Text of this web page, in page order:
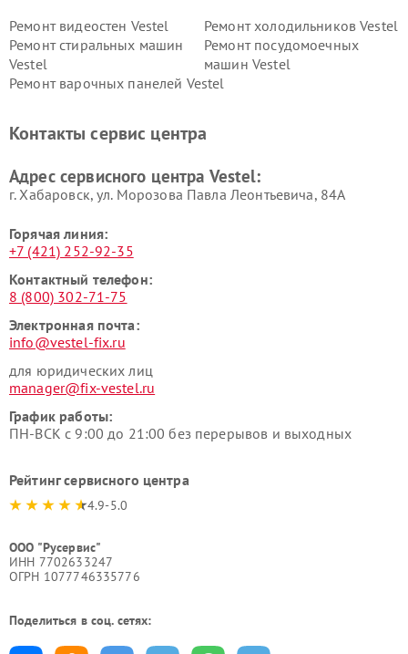
Ремонт видеостен Vestel
Ремонт холодильников Vestel
Ремонт стиральных машин
Vestel
Ремонт посудомоечных
машин Vestel
Ремонт варочных панелей Vestel
Контакты сервис центра
Адрес сервисного центра Vestel:
г. Хабаровск, ул. Морозова Павла Леонтьевича, 84А
Горячая линия:
+7 (421) 252-92-35
Контактный телефон:
8 (800) 302-71-75
Электронная почта:
info@vestel-fix.ru
для юридических лиц
manager@fix-vestel.ru
График работы:
ПН-ВСК с 9:00 до 21:00 без перерывов и выходных
Рейтинг сервисного центра
4.9-5.0
ООО "Русервис"
ИНН 7702633247
ОГРН 1077746335776
Поделиться в соц. сетях: